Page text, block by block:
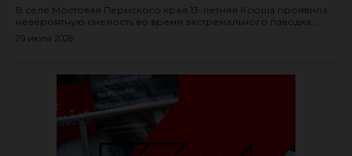
В селе Мостовая Пермского края 13-летняя Ксюша проявила
невероятную смелость во время экстремального паводка:...
29 июля 2026